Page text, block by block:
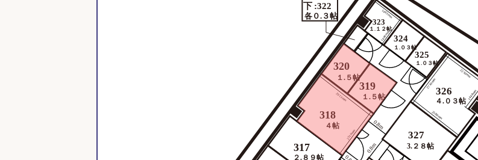
下 :322
324
325
320
319
318
317
323
327
326
２.８９帖
４.０３帖
3.２８帖
１.５帖
各０.３帖
１.５帖
１.１２帖
１.０３帖
１.０３帖
４帖
1406mm
1463mm
2730mm
2588mm
1448mm
2230mm
2913mm
2310mm
0.8m
0.8m